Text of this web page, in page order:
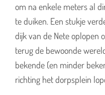
om na enkele meters al
te duiken. Een stukje
dijk van de Nete oplopen
terug de bewoonde
bekende (en minder
richting het dorpsplein